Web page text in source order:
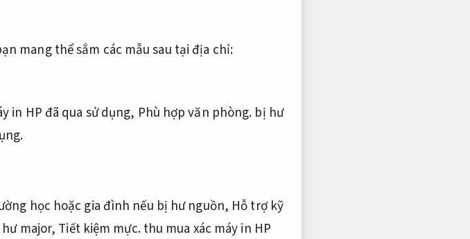
mang thể sắm các mẫu sau tại địa chỉ:
in HP đã qua sử dụng, Phù hợp văn phòng. bị hư
học hoặc gia đình nếu bị hư nguồn, Hỗ trợ kỹ
hư major, Tiết kiệm mực.thu mua xác máy in HP